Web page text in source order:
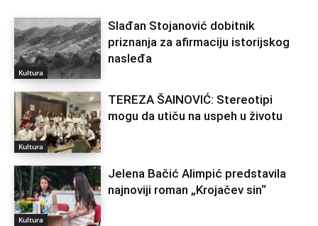
Kultura
Slađan Stojanović dobitnik
priznanja za afirmaciju istorijskog
nasleđa
Kultura
TEREZA ŠAINOVIĆ: Stereotipi
mogu da utiču na uspeh u životu
Kultura
Jelena Bačić Alimpić predstavila
najnoviji roman „Krojačev sin“